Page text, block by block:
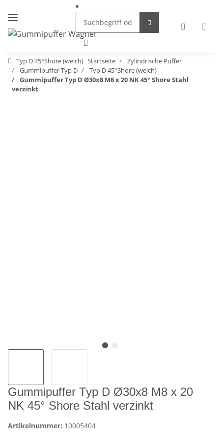
Typ D 45°Shore (weich) Startseite
Zylindrische Puffer
Gummipuffer Typ D
Typ D 45°Shore (weich)
Gummipuffer Typ D Ø30x8 M8 x 20 NK 45° Shore Stahl
verzinkt
Gummipuffer Typ D Ø30x8 M8 x 20
NK 45° Shore Stahl verzinkt
Artikelnummer: 10005404